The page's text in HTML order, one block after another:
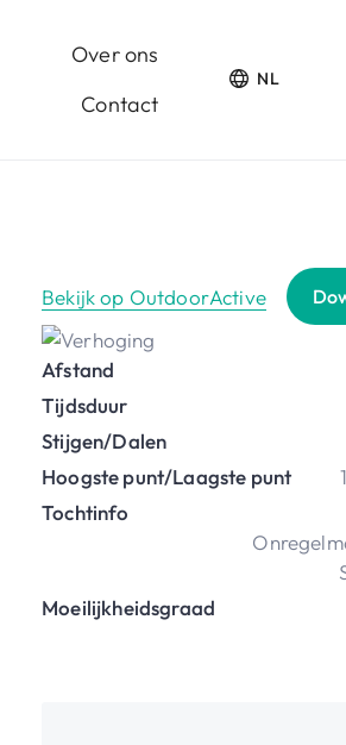
Over ons
Contact
NL
Bekijk op OutdoorActive
Afstand
Tijdsduur
Stijgen/Dalen
Hoogste punt/Laagste punt
Tochtinfo
Moeilijkheidsgraad